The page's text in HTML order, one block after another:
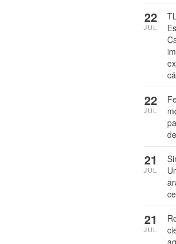
22
JUL
22
JUL
21
JUL
21
JUL